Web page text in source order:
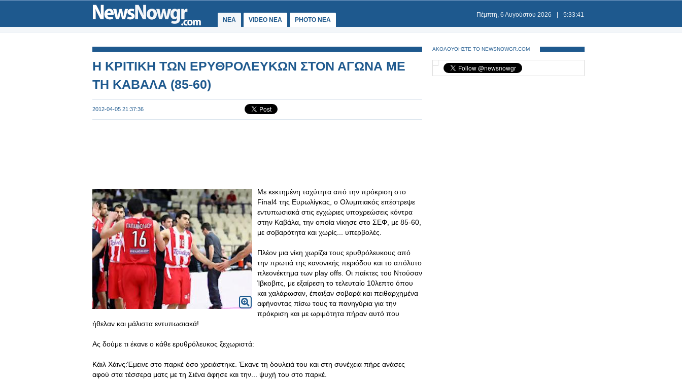
ΝΕΑ VIDEO NEA PHOTO NEA
Πέμπτη, 6 Αυγούστου 2026 5:33:41
Η ΚΡΙΤΙΚΗ ΤΩΝ ΕΡΥΘΡΟΛΕΥΚΩΝ ΣΤΟΝ ΑΓΩΝΑ ΜΕ
ΤΗ ΚΑΒΑΛΑ (85-60)
2012-04-05 21:37:36
Με κεκτημένη ταχύτητα από την πρόκριση στο
Final4 της Ευρωλίγκας, ο Ολυμπιακός επέστρεψε
εντυπωσιακά στις εγχώριες υποχρεώσεις κόντρα
στην Καβάλα, την οποία νίκησε στο ΣΕΦ, με 85-60,
με σοβαρότητα και χωρίς... υπερβολές.
Πλέον μια νίκη χωρίζει τους ερυθρόλευκους από
την πρωτιά της κανονικής περιόδου και το απόλυτο
πλεονέκτημα των play offs. Οι παίκτες του Ντούσαν
Ίβκοβιτς, με εξαίρεση το τελευταίο 10λεπτο όπου
και χαλάρωσαν, έπαιξαν σοβαρά και πειθαρχημένα
αφήνοντας πίσω τους τα πανηγύρια για την
πρόκριση και με ωριμότητα πήραν αυτό που
ήθελαν και μάλιστα εντυπωσιακά!
Ας δούμε τι έκανε ο κάθε ερυθρόλευκος ξεχωριστά:
Κάιλ Χάινς:Έμεινε στο παρκέ όσο χρειάστηκε. Έκανε τη δουλειά του και στη συνέχεια πήρε ανάσες
αφού στα τέσσερα ματς με τη Σιένα άφησε και την... ψυχή του στο παρκέ.
ΑΚΟΛΟΥΘΗΣΤΕ ΤΟ NEWSNOWGR.COM